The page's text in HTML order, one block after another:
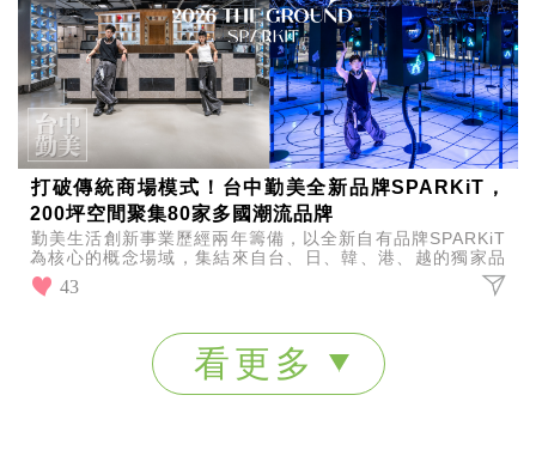
打破傳統商場模式！台中勤美全新品牌SPARKiT，
200坪空間聚集80家多國潮流品牌
勤美生活創新事業歷經兩年籌備，以全新自有品牌SPARKiT
為核心的概念場域，集結來自台、日、韓、港、越的獨家品
牌陣容，為台中帶來截然不同的商場體驗。
43
看更多